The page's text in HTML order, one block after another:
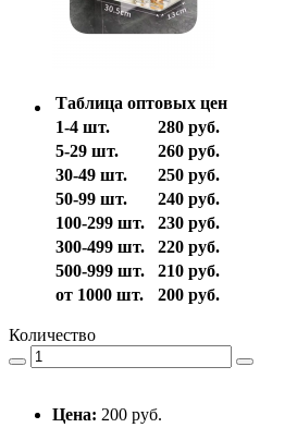
Таблица оптовых цен
1-4 шт.
280 руб.
5-29 шт.
260 руб.
30-49 шт.
250 руб.
50-99 шт.
240 руб.
100-299 шт.
230 руб.
300-499 шт.
220 руб.
500-999 шт.
210 руб.
от 1000 шт.
200 руб.
Количество
Цена: 200 руб.